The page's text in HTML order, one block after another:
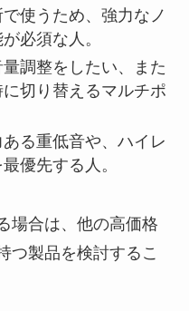
使うため、強力なノ
必須な人。
調整をしたい、また
切り替えるマルチポ
る重低音や、ハイレ
優先する人。
場合は、他の高価格
つ製品を検討するこ